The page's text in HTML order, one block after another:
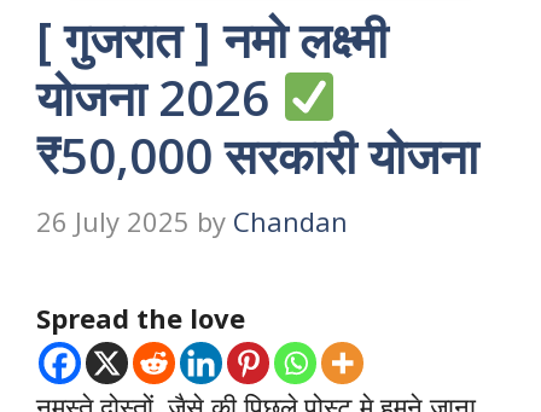
[ गुजरात ] नमो लक्ष्मी
योजना 2026
₹50,000 सरकारी योजना
26 July 2025 by Chandan
Spread the love